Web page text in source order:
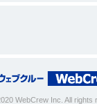
WebCrew Inc. All rights